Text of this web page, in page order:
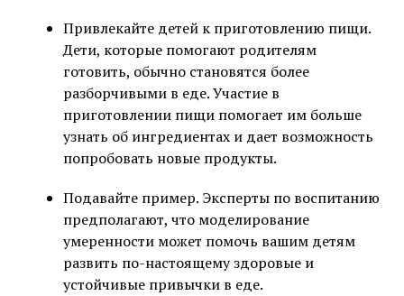
Привлекайте детей к приготовлению пищи.
Дети, которые помогают родителям
готовить, обычно становятся более
разборчивыми в еде. Участие в
приготовлении пищи помогает им больше
узнать об ингредиентах и ​​дает возможность
попробовать новые продукты.
Подавайте пример. Эксперты по воспитанию
предполагают, что моделирование
умеренности может помочь вашим детям
развить по-настоящему здоровые и
устойчивые привычки в еде.